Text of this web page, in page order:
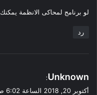
ل
لو برنامج لمحاكى الانظمة يمكنك
رد
ي
ق
Unknown
:
أكتوبر 20, 2018 الساعة 6:02 ص